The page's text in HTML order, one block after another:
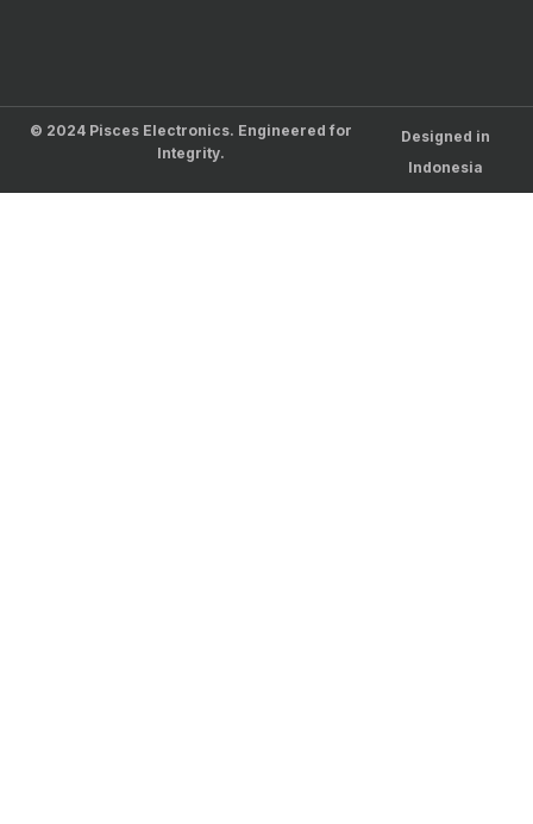
© 2024 Pisces Electronics. Engineered for
Integrity.
Designed in
Indonesia